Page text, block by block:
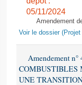
05/11/2024
Amendement
Voir le dossier
Amendement
COMBUSTIBLES
UNE